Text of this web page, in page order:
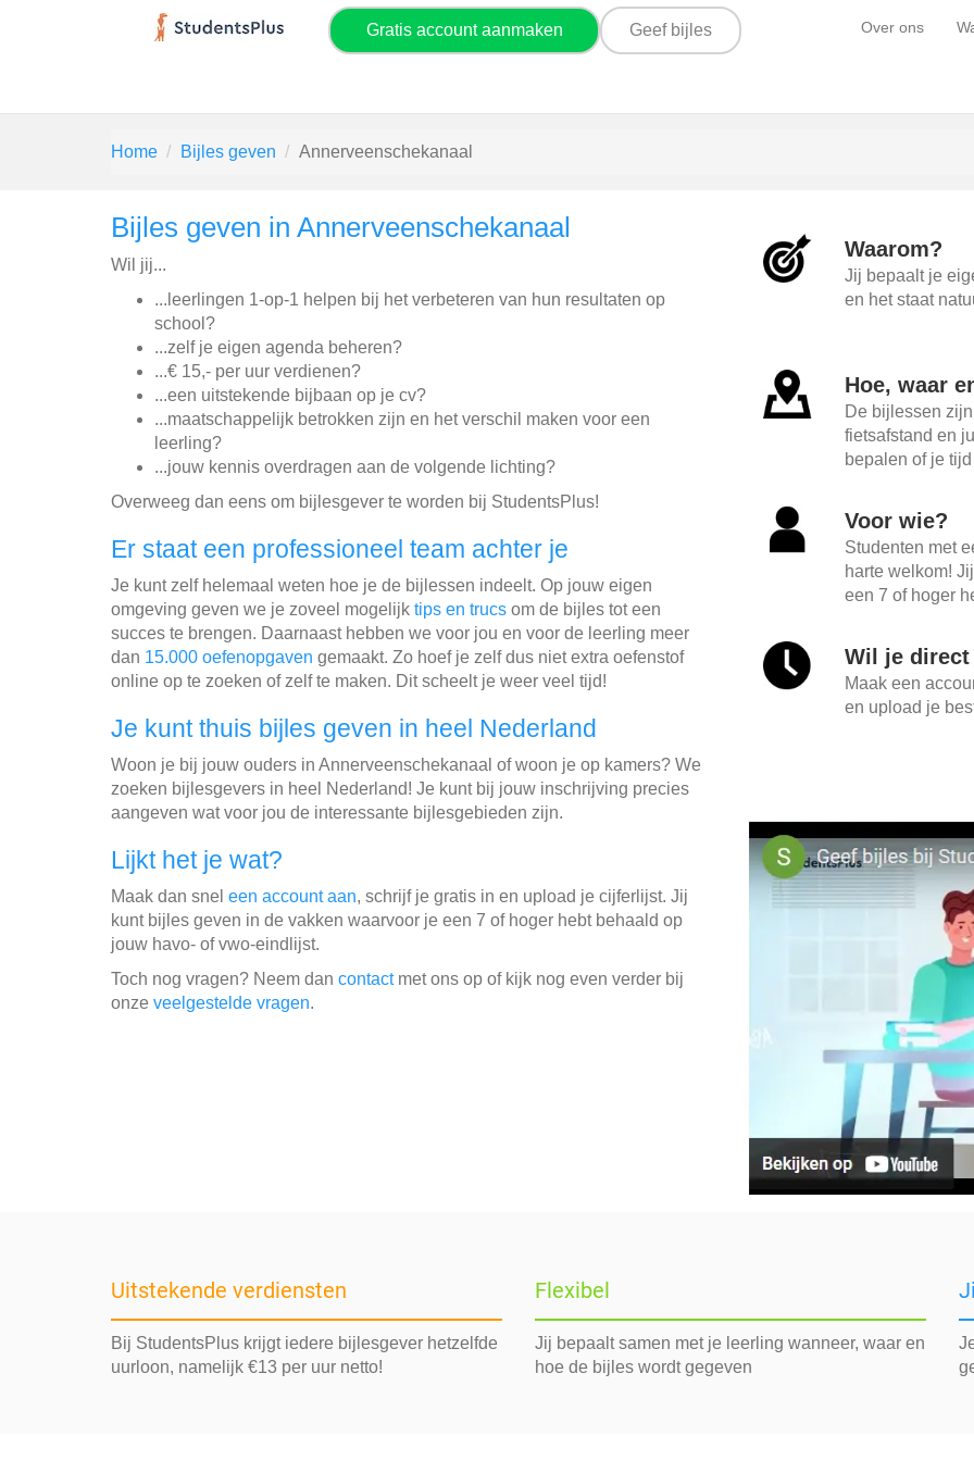
Gratis account aanmaken Geef bijles Over ons
Home Bijles geven Annerveenschekanaal
Bijles geven in Annerveenschekanaal
Wil jij...
...leerlingen 1-op-1 helpen bij het verbeteren van hun resultaten op
school?
...zelf je eigen agenda beheren?
...€ 15,- per uur verdienen?
...een uitstekende bijbaan op je cv?
...maatschappelijk betrokken zijn en het verschil maken voor een
leerling?
...jouw kennis overdragen aan de volgende lichting?
Overweeg dan eens om bijlesgever te worden bij StudentsPlus!
Er staat een professioneel team achter je
Je kunt zelf helemaal weten hoe je de bijlessen indeelt. Op jouw eigen
omgeving geven we je zoveel mogelijk tips en trucs om de bijles tot een
succes te brengen. Daarnaast hebben we voor jou en voor de leerling meer
dan 15.000 oefenopgaven gemaakt. Zo hoef je zelf dus niet extra oefenstof
online op te zoeken of zelf te maken. Dit scheelt je weer veel tijd!
Je kunt thuis bijles geven in heel Nederland
Woon je bij jouw ouders in Annerveenschekanaal of woon je op kamers? We
zoeken bijlesgevers in heel Nederland! Je kunt bij jouw inschrijving precies
aangeven wat voor jou de interessante bijlesgebieden zijn.
Lijkt het je wat?
Maak dan snel een account aan, schrijf je gratis in en upload je cijferlijst. Jij
kunt bijles geven in de vakken waarvoor je een 7 of hoger hebt behaald op
jouw havo- of vwo-eindlijst.
Toch nog vragen? Neem dan contactmet ons op of kijk nog even verder bij
onze veelgestelde vragen.
Waarom?
Jij bepaalt je
en het staat
Hoe, waar
De bijlessen
fietsafstand en
bepalen of je
Voor wie?
Studenten met
harte welkom!
een 7 of hoger
Wil je direct
Maak een
en upload je
Uitstekende verdiensten
Bij StudentsPlus krijgt iedere bijlesgever hetzelfde
uurloon, namelijk €13 per uur netto!
Flexibel
Jij bepaalt samen met je leerling wanneer, waar en
hoe de bijles wordt gegeven